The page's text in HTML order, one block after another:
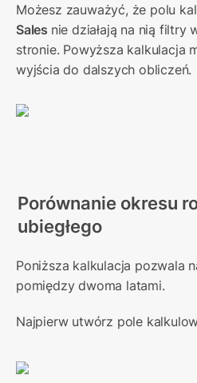
Możesz zauważyć, że polu
Sales nie działają na nią filtry
stronie. Powyższa kalkulacja
wyjścia do dalszych obliczeń.
Porównanie okresu
ubiegłego
Poniższa kalkulacja pozwala
pomiędzy dwoma latami.
Najpierw utwórz pole